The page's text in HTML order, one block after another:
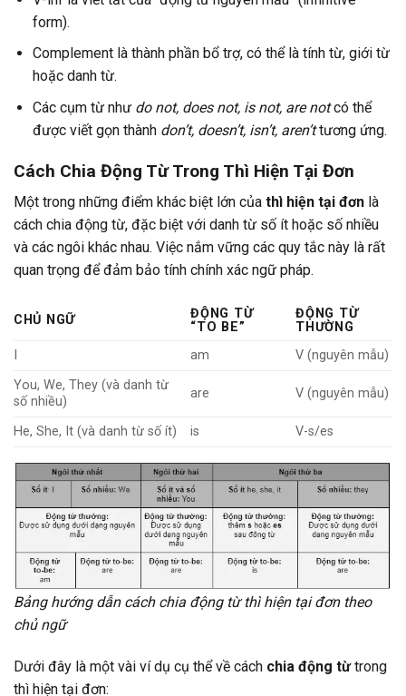
form).
Complement là thành phần bổ trợ, có thể là tính từ, giới từ
hoặc danh từ.
Các cụm từ như do not, does not, is not, are notcó thể
được viết gọn thành don’t, doesn’t, isn’t, aren’ttương ứng.
Cách Chia Động Từ Trong Thì Hiện Tại Đơn
Một trong những điểm khác biệt lớn của thì hiện tại đơn là
cách chia động từ, đặc biệt với danh từ số ít hoặc số nhiều
và các ngôi khác nhau. Việc nắm vững các quy tắc này là rất
quan trọng để đảm bảo tính chính xác ngữ pháp.
CHỦ NGỮ
ĐỘNG TỪ
“TO BE”
ĐỘNG TỪ
THƯỜNG
am
V (nguyên mẫu)
You, We, They (và danh từ
số nhiều)
are V (nguyên mẫu)
He, She, It (và danh từ số ít) is V-s/es
Bảng hướng dẫn cách chia động từ thì hiện tại đơn theo
chủ ngữ
Dưới đây là một vài ví dụ cụ thể về cách chia động từtrong
thì hiện tại đơn: